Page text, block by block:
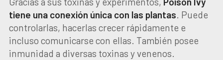
tiene una conexión única con las plantas. Puede
controlarlas, hacerlas crecer rápidamente e
incluso comunicarse con ellas. También posee
inmunidad a diversas toxinas y venenos.